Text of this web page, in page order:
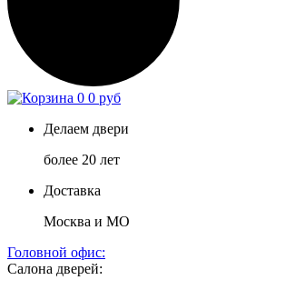
0 0 руб
Делаем двери
более 20 лет
Доставка
Москва и МО
Головной офис:
Салона дверей: